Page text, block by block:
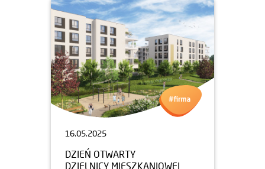
16.05.2025
DZIEŃ OTWARTY
DZIELNICY MIESZKANIOWEJ